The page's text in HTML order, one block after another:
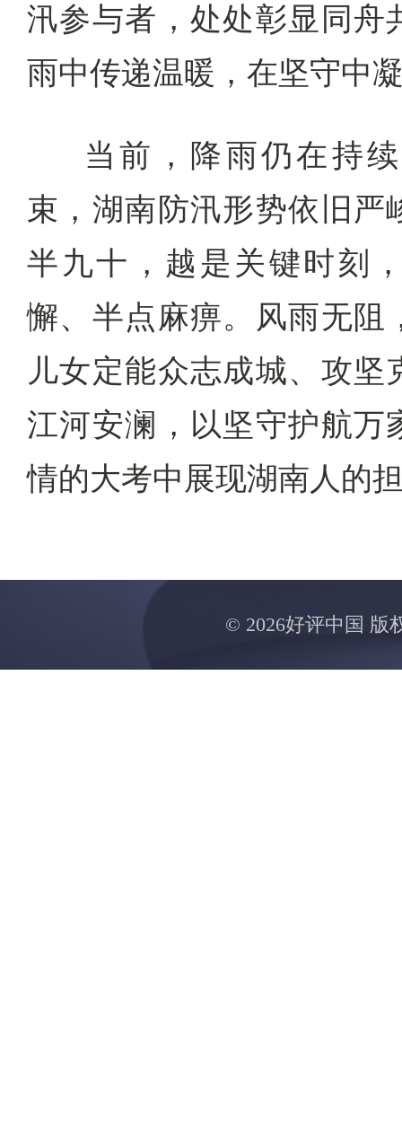
汛参与者，处处彰显同舟
雨中传递温暖，在坚守中
当前，降雨仍在持
束，湖南防汛形势依旧严
半九十，越是关键时刻
懈、半点麻痹。风雨无阻
儿女定能众志成城、攻坚
江河安澜，以坚守护航万
情的大考中展现湖南人的
© 2026好评中国 版